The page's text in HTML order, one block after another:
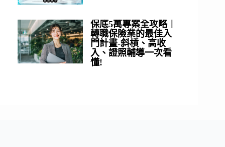
保底5萬專案全攻略｜
轉職保險業的最佳入
門計畫-斜槓、高收
入、證照輔導一次看
懂!